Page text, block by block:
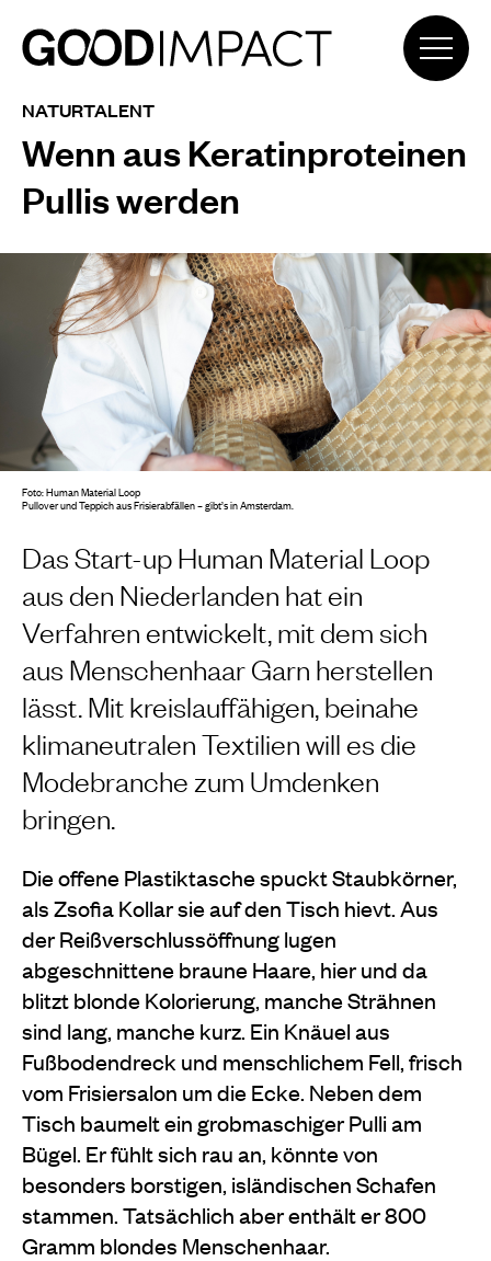
NATURTALENT
Wenn aus Keratinproteinen
Pullis werden
Das Start-up Human Material Loop
aus den Niederlanden hat ein
Verfahren entwickelt, mit dem sich
aus Menschenhaar Garn herstellen
lässt. Mit kreislauffähigen, beinahe
klimaneutralen Textilien will es die
Modebranche zum Umdenken
bringen.
Die offene Plastiktasche spuckt Staubkörner,
als Zsofia Kollar sie auf den Tisch hievt. Aus
der Reißverschlussöffnung lugen
abgeschnittene braune Haare, hier und da
blitzt blonde Kolorierung, manche Strähnen
sind lang, manche kurz. Ein Knäuel aus
Fußbodendreck und menschlichem Fell, frisch
vom Frisiersalon um die Ecke. Neben dem
Tisch baumelt ein grobmaschiger Pulli am
Bügel. Er fühlt sich rau an, könnte von
besonders borstigen, isländischen Schafen
stammen. Tatsächlich aber enthält er 800
Gramm blondes Menschenhaar.
Foto: Human Material Loop
Pullover und Teppich aus Frisierabfällen – gibt’s in Amsterdam.